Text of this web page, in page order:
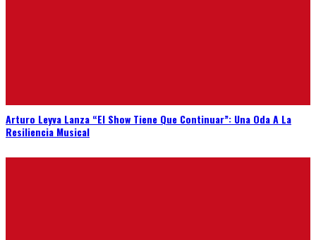
Arturo Leyva Lanza “El Show Tiene Que Continuar”: Una Oda A La
Resiliencia Musical